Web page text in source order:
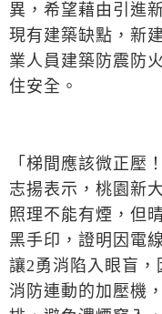
異，希望藉由引進
現有建築缺點，新
業人員建築防震防
住安全。
「梯間應該微正壓
志揚表示，桃園新
照理不能有煙，但
黑手印，證明因電
讓2勇消陷入眼盲
消防連動的加壓機